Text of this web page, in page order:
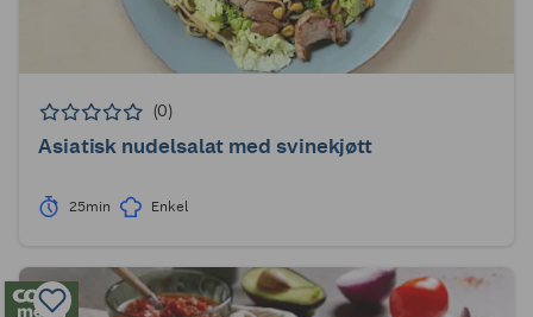
(0)
Asiatisk nudelsalat med svinekjøtt
25min Enkel